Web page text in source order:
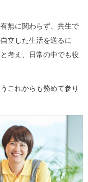
無に関わらず、共生で
立した生活を送るに
考え、日常の中でも役
これからも務めて参り